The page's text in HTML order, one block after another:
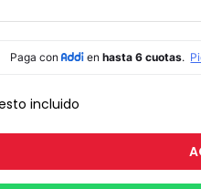
incluido